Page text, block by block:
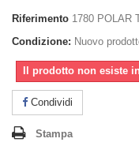
Riferimento 1780 POLAR
Condizione: Nuovo
Il prodotto non esiste
Condividi
Stampa